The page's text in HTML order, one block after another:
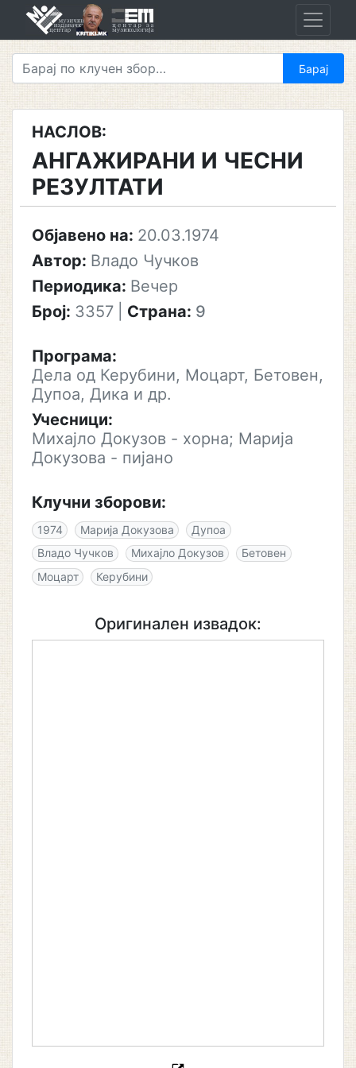
НАСЛОВ:
АНГАЖИРАНИ И ЧЕСНИ
РЕЗУЛТАТИ
Објавено на: 20.03.1974
Автор: Владо Чучков
Периодика: Вечер
Број: 3357 Страна: 9
Програма:
Дела од Керубини, Моцарт, Бетовен,
Дупоа, Дика и др.
Учесници:
Михајло Докузов - хорна; Марија
Докузова - пијано
Клучни зборови:
1974 Марија Докузова
Дупоа
Владо Чучков
Михајло Докузов
Бетовен
Моцарт
Керубини
Оригинален извадок: